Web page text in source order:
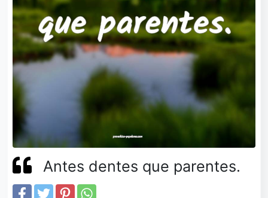
Antes dentes que parentes.